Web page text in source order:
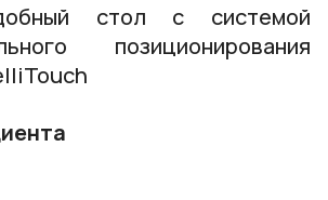
стол с системой
позиционирования